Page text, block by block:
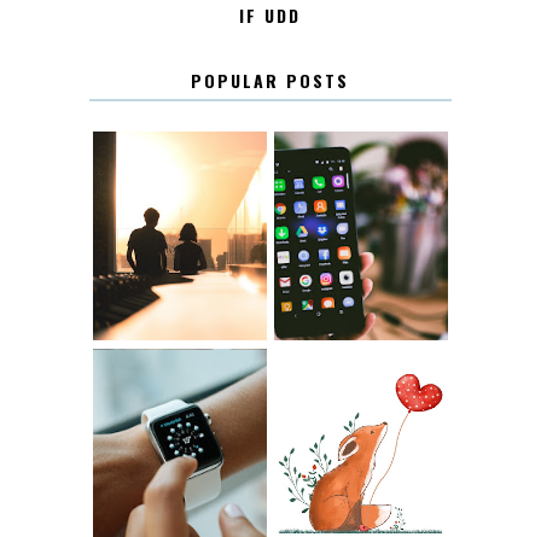
IF UDD
POPULAR POSTS
KONTAKT KONTAKTLISTA
12.30 LUGN